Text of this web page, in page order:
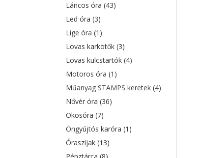
Láncos óra(43)
Led óra(3)
Lige óra(1)
Lovas karkötők(3)
Lovas kulcstartók(4)
Motoros óra(1)
Műanyag STAMPS keretek(4)
Nővér óra(36)
Okosóra(7)
Öngyújtós karóra(1)
Óraszíjak(13)